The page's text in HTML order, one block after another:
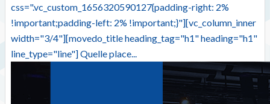
css=".vc_custom_1656320590127{padding-right: 2%
!important;padding-left: 2% !important;}"][vc_column_inner
width="3/4"][movedo_title heading_tag="h1" heading="h1"
line_type="line"] Quelle place...